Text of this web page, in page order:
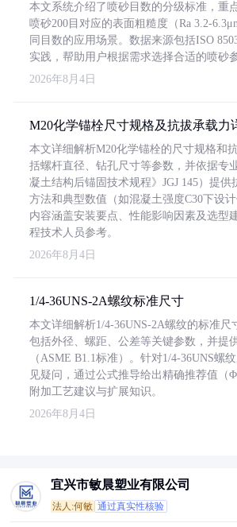
本文系统介绍了喷砂目数的分级标准，重
喷砂200目对应的表面粗糙度（Ra 3.2-
同目数的应用场景。数据来源包括ISO
实践，帮助用户根据需求选择合适的喷砂参
2026年8月4日
M20化学锚栓尺寸规格及抗拔承载力
本文详细解析M20化学锚栓的尺寸规格和
括螺杆直径、钻孔尺寸等参数，并依据专
凝土结构后锚固技术规程》JGJ 145）提供
方法和典型数值（如混凝土强度C30下设计
内容涵盖安装要点、性能影响因素及选型
程技术人员参考。
2026年8月4日
1/4-36UNS-2A螺纹标准尺寸
本文详细解析1/4-36UNS-2A螺纹的标准尺
包括外径、螺距、公差等关键参数，并提
（ASME B1.1标准）。针对1/4-36UNS螺
见疑问，通过公式推导给出精确推荐值（
附加工艺建议与扩展知识。
2026年8月4日
宜兴市敏晨塑业有限公司
法人:何敏 通过真实性核验